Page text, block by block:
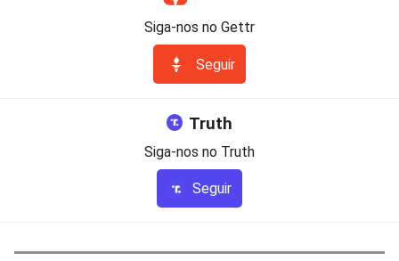
Siga-nos no Gettr
Seguir
Truth
Siga-nos no Truth
Seguir